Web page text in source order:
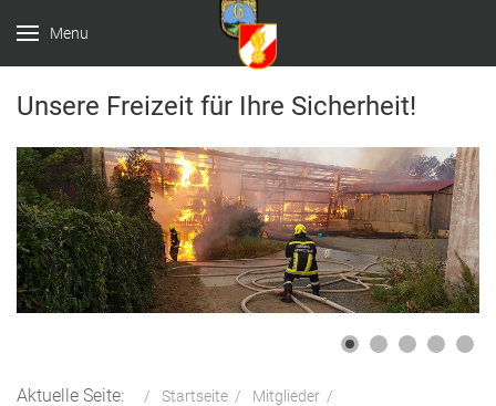
Menu
Unsere Freizeit für Ihre Sicherheit!
Aktuelle Seite: Startseite
Mitglieder